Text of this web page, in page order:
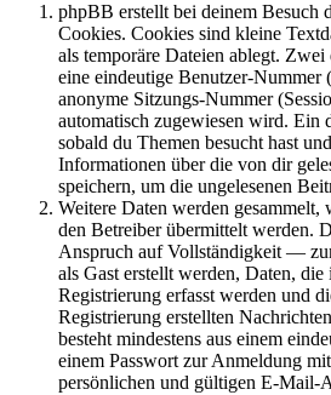
phpBB erstellt bei deinem Besuch
Cookies. Cookies sind kleine
als temporäre Dateien ablegt. Zwei
eine eindeutige Benutzer-
anonyme Sitzungs-Nummer
automatisch zugewiesen wird. Ein
sobald du Themen besucht hast
Informationen über die von dir
speichern, um die ungelesenen
Weitere Daten werden gesammelt,
den Betreiber übermittelt werden.
Anspruch auf Vollständigkeit —
als Gast erstellt werden, Daten, die
Registrierung erfasst werden und
Registrierung erstellten
besteht mindestens aus einem
einem Passwort zur Anmeldung
persönlichen und gültigen E-Mail-